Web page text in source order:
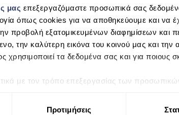
μας επεξεργαζόμαστε προσωπικά σας
όπως cookies για να αποθηκεύουμε και να
προβολή εξατομικευμένων διαφημίσεων και
την καλύτερη εικόνα του κοινού μας και
χρησιμοποιεί τα δεδομένα σας και για ποιους
με τον τρόπο επεξεργασίας των
Cookies.
Προτιμήσεις